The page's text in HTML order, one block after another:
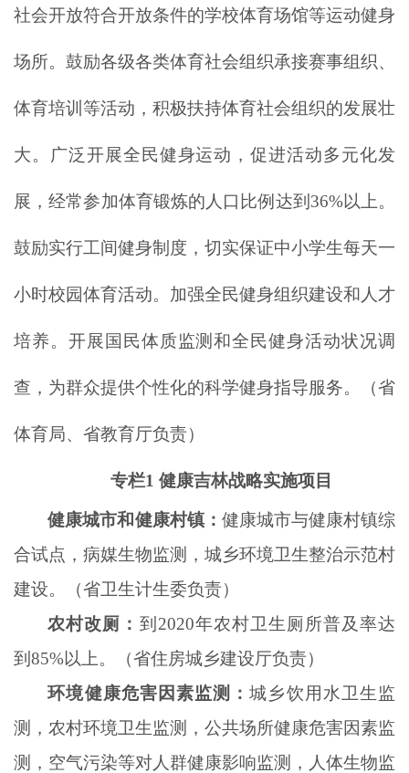
社会开放符合开放条件的学校体育场馆等运动健身
场所。鼓励各级各类体育社会组织承接赛事组织、
体育培训等活动，积极扶持体育社会组织的发展壮
大。广泛开展全民健身运动，促进活动多元化发
展，经常参加体育锻炼的人口比例达到36%以上。
鼓励实行工间健身制度，切实保证中小学生每天一
小时校园体育活动。加强全民健身组织建设和人才
培养。开展国民体质监测和全民健身活动状况调
查，为群众提供个性化的科学健身指导服务。（省
体育局、省教育厅负责）
专栏1 健康吉林战略实施项目
健康城市和健康村镇： 健康城市与健康村镇综
合试点，病媒生物监测，城乡环境卫生整治示范村
建设。（省卫生计生委负责）
农村改厕： 到 2020年农村卫生厕所普及率达
到85%以上。（省住房城乡建设厅负责）
环境健康危害因素监测：城乡饮用水卫生监
测，农村环境卫生监测，公共场所健康危害因素监
测，空气污染等对人群健康影响监测，人体生物监